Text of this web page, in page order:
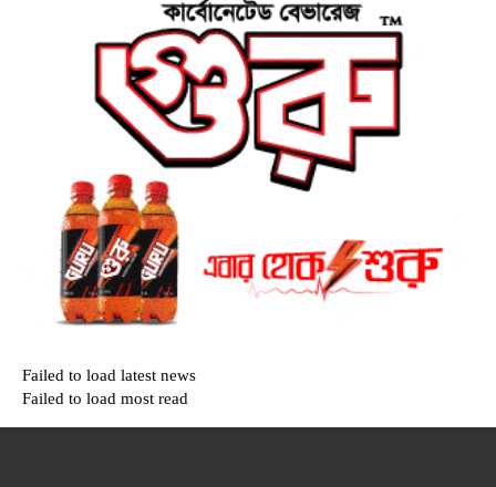
Failed to load latest news
Failed to load most read